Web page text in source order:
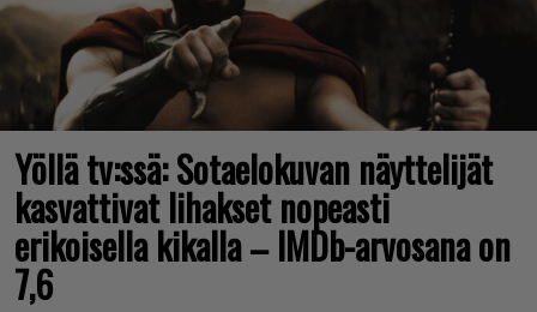
Yöllä tv:ssä: Sotaelokuvan näyttelijät
kasvattivat lihakset nopeasti
erikoisella kikalla – IMDb-arvosana on
7,6